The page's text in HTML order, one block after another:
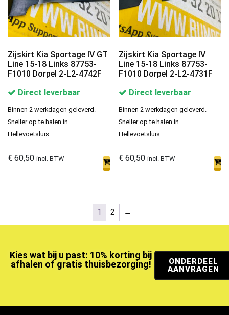
Zijskirt Kia Sportage IV GT
Line 15-18 Links 87753-
F1010 Dorpel 2-L2-4742F
Direct leverbaar
Binnen 2 werkdagen geleverd.
Sneller op te halen in
Hellevoetsluis.
€ 60,50 incl. BTW
Zijskirt Kia Sportage IV
Line 15-18 Links 87753-
F1010 Dorpel 2-L2-4731F
Direct leverbaar
Binnen 2 werkdagen geleverd.
Sneller op te halen in
Hellevoetsluis.
€ 60,50 incl. BTW
1 2 →
Kies wat bij u past: 10% korting bij
afhalen of gratis thuisbezorging!
ONDERDEEL
AANVRAGEN